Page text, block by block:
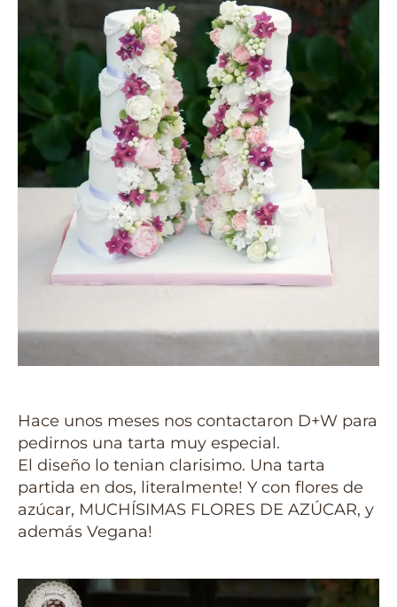
Hace unos meses nos contactaron D+W para
pedirnos una tarta muy especial.
El diseño lo tenian clarisimo. Una tarta
partida en dos, literalmente! Y con flores de
azúcar, MUCHÍSIMAS FLORES DE AZÚCAR, y
además Vegana!